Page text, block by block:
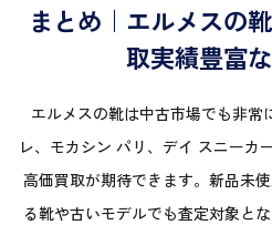
まとめ｜エルメスの
取実績豊富
エルメスの靴は中古市場でも非
レ、モカシン パリ、デイ スニーカ
高価買取が期待できます。新品未
る靴や古いモデルでも査定対象と